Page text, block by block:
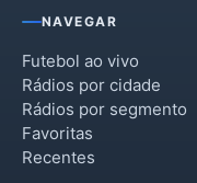
NAVEGAR
Futebol ao vivo
Rádios por cidade
Rádios por segmento
Favoritas
Recentes